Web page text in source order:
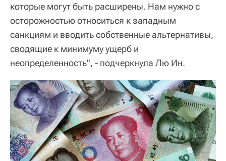
которые могут быть расширены. Нам нужно с
осторожностью относиться к западным
санкциям и вводить собственные альтернативы,
сводящие к минимуму ущерб и
неопределенность", - подчеркнула Лю Ин.